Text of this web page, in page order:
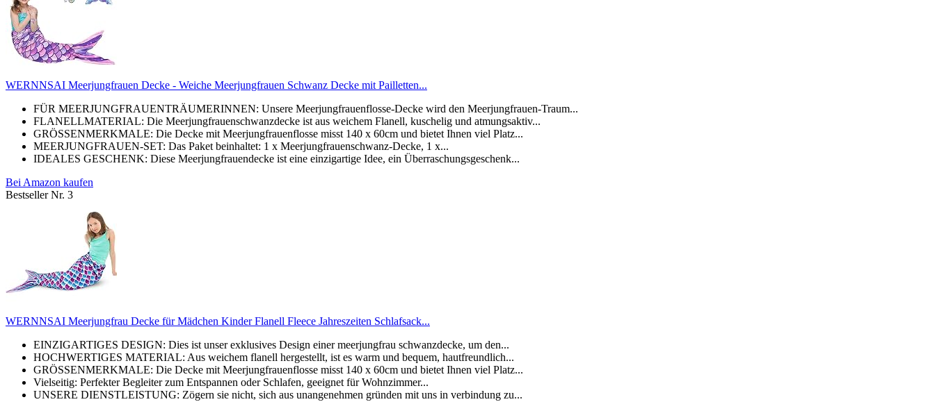
WERNNSAI Meerjungfrauen Decke - Weiche Meerjungfrauen Schwanz Decke mit Pailletten...
FÜR MEERJUNGFRAUENTRÄUMERINNEN: Unsere Meerjungfrauenflosse-Decke wird den Meerjungfrauen-Traum...
FLANELLMATERIAL: Die Meerjungfrauenschwanzdecke ist aus weichem Flanell, kuschelig und atmungsaktiv...
GRÖSSENMERKMALE: Die Decke mit Meerjungfrauenflosse misst 140 x 60cm und bietet Ihnen viel Platz...
MEERJUNGFRAUEN-SET: Das Paket beinhaltet: 1 x Meerjungfrauenschwanz-Decke, 1 x...
IDEALES GESCHENK: Diese Meerjungfrauendecke ist eine einzigartige Idee, ein Überraschungsgeschenk...
Bei Amazon kaufen
Bestseller Nr. 3
WERNNSAI Meerjungfrau Decke für Mädchen Kinder Flanell Fleece Jahreszeiten Schlafsack...
EINZIGARTIGES DESIGN: Dies ist unser exklusives Design einer meerjungfrau schwanzdecke, um den...
HOCHWERTIGES MATERIAL: Aus weichem flanell hergestellt, ist es warm und bequem, hautfreundlich...
GRÖSSENMERKMALE: Die Decke mit Meerjungfrauenflosse misst 140 x 60cm und bietet Ihnen viel Platz...
Vielseitig: Perfekter Begleiter zum Entspannen oder Schlafen, geeignet für Wohnzimmer...
UNSERE DIENSTLEISTUNG: Zögern sie nicht, sich aus unangenehmen gründen mit uns in verbindung zu...